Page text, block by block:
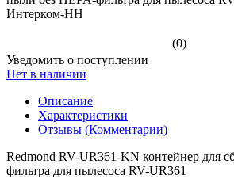
(0)
Уведомить о поступлении
Нет в наличии
Описание
Характеристики
Отзывы (Комментарии)
Redmond RV-UR361-KN контейнер для
фильтра для пылесоса RV-UR361